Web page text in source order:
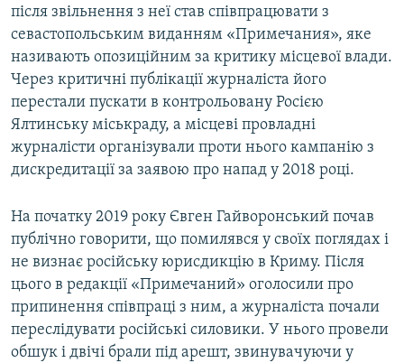
після звільнення з неї став співпрацювати з
севастопольським виданням «Примечания», яке
називають опозиційним за критику місцевої влади.
Через критичні публікації журналіста його
перестали пускати в контрольовану Росією
Ялтинську міськраду, а місцеві провладні
журналісти організували проти нього кампанію з
дискредитації за заявою про напад у 2018 році.
На початку 2019 року Євген Гайворонський почав
публічно говорити, що помилявся у своїх поглядах і
не визнає російську юрисдикцію в Криму. Після
цього в редакції «Примечаний» оголосили про
припинення співпраці з ним, а журналіста почали
переслідувати російські силовики. У нього провели
обшук і двічі брали під арешт, звинувачуючи у